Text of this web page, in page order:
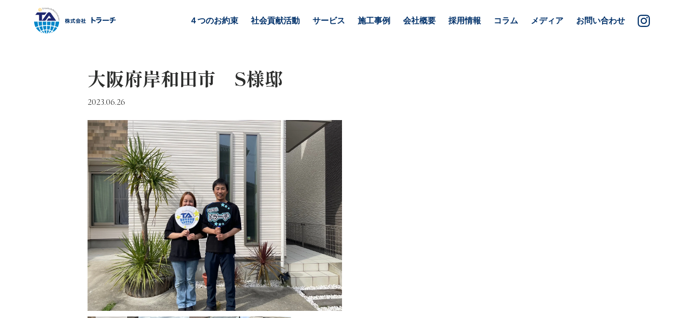
４つのお約束 社会貢献活動 サービス 施工事例 会社概要 採用情報 コラム メディア お問い合わせ
大阪府岸和田市 S様邸
2023.06.26